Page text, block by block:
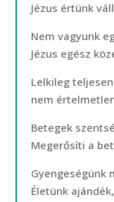
Jézus értünk
Nem vagyunk
Jézus egész
Lelkileg
nem
Betegek
Megerősíti a
Gyengeségünk
Életünk